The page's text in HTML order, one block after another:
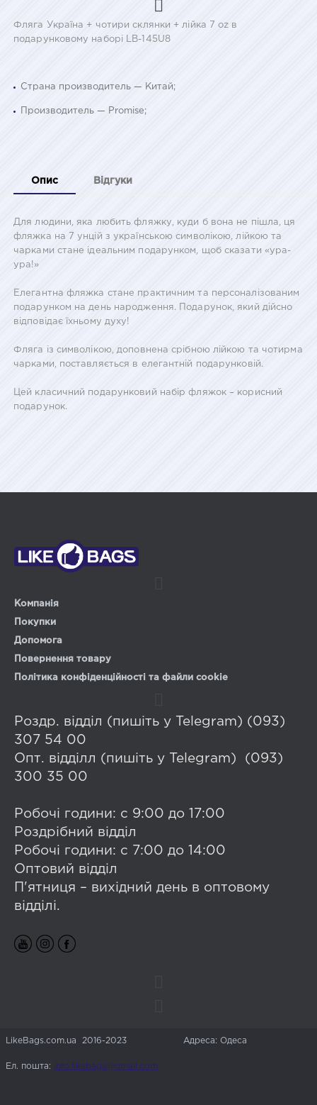
Фляга Україна + чотири склянки + лійка 7 oz в
подарунковому наборі LB-145U8
Страна производитель — Китай;
Производитель — Promise;
Опис Відгуки
Для людини, яка любить фляжку, куди б вона не пішла, ця
фляжка на 7 унцій з українською символікою, лійкою та
чарками стане ідеальним подарунком, щоб сказати «ура-
ура!»
Елегантна фляжка стане практичним та персоналізованим
подарунком на день народження. Подарунок, який дійсно
відповідає їхньому духу!
Фляга із символікою, доповнена срібною лійкою та чотирма
чарками, поставляється в елегантній подарунковій.
Цей класичний подарунковий набір фляжок – корисний
подарунок.
Компанія
Покупки
Допомога
Повернення товару
Політика конфіденційності та файли cookie
Роздр. відділ (пишіть у Telegram) (093)
307 54 00
Опт. відділл (пишіть у Telegram) (093)
300 35 00
Робочі години: с 9:00 до 17:00
Роздрібний відділ
Робочі години: с 7:00 до 14:00
Оптовий відділ
П'ятниця – вихідний день в оптовому
відділі.
LikeBags.com.ua 2016-2023 Адреса: Одеса
Ел. пошта: info.likebags@gmail.com